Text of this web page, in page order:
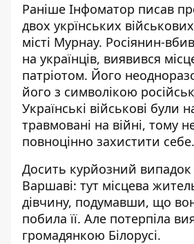
Раніше Інфоматор писав
двох укрїнських
місті Мурнау. Росіянин-
на українців, виявився
патріотом. Його
його з символікою
Українські військові були
травмовані на війні, тому
повноцінно захистити себе.
Досить курйозний випадок
Варшаві: тут місцева
дівчину, подумавши, що
побила її. Але потерпіла
громадянкою Білорусі.